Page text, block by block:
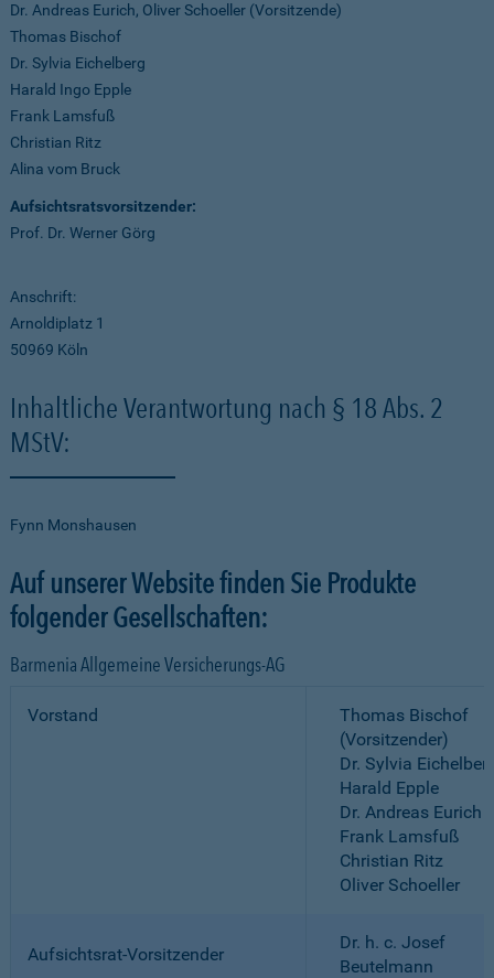
Dr. Andreas Eurich, Oliver Schoeller (Vorsitzende)
Thomas Bischof
Dr. Sylvia Eichelberg
Harald Ingo Epple
Frank Lamsfuß
Christian Ritz
Alina vom Bruck
Aufsichtsratsvorsitzender:
Prof. Dr. Werner Görg
Anschrift:
Arnoldiplatz 1
50969 Köln
Inhaltliche Verantwortung nach § 18 Abs. 2
MStV:
Fynn Monshausen
Auf unserer Website finden Sie Produkte
folgender Gesellschaften:
Barmenia Allgemeine Versicherungs-AG
Vorstand
Thomas Bischof
(Vorsitzender)
Dr. Sylvia
Harald Epple
Dr. Andreas Eurich
Frank Lamsfuß
Christian Ritz
Oliver Schoeller
Aufsichtsrat-Vorsitzender
Dr. h. c. Josef
Beutelmann